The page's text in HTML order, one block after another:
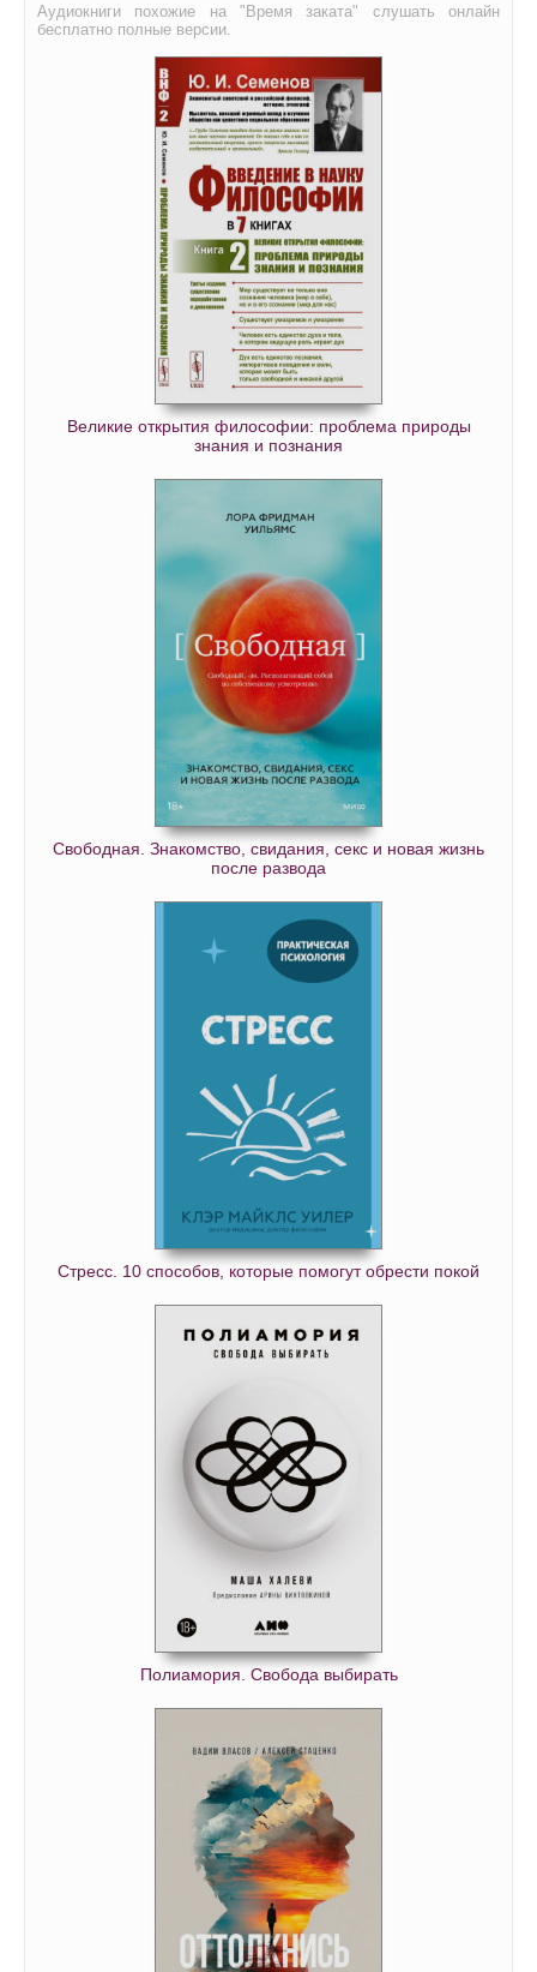
Аудиокниги похожие на "Время заката" слушать онлайн
бесплатно полные версии.
Великие открытия философии: проблема природы
знания и познания
Свободная. Знакомство, свидания, секс и новая жизнь
после развода
Стресс. 10 способов, которые помогут обрести покой
Полиамория. Свобода выбирать